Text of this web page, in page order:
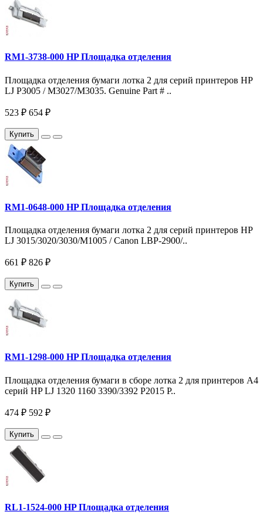
RM1-3738-000 HP Площадка отделения
Площадка отделения бумаги лотка 2 для серий принтеров HP
LJ P3005 / M3027/M3035. Genuine Part # ..
523 ₽ 654 ₽
Купить
RM1-0648-000 HP Площадка отделения
Площадка отделения бумаги лотка 2 для серий принтеров HP
LJ 3015/3020/3030/M1005 / Canon LBP-2900/..
661 ₽ 826 ₽
Купить
RM1-1298-000 HP Площадка отделения
Площадка отделения бумаги в сборе лотка 2 для принтеров A4
серий HP LJ 1320 1160 3390/3392 P2015 P..
474 ₽ 592 ₽
Купить
RL1-1524-000 HP Площадка отделения